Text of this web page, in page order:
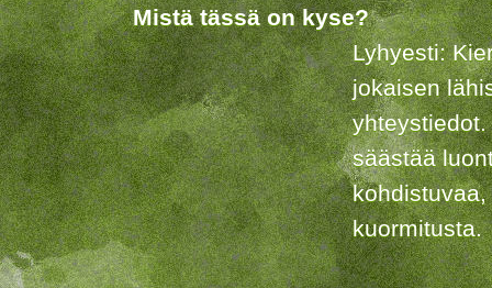
Mistä tässä on kyse?
Lyhyesti:
jokaisen
säästää
kuormitusta.